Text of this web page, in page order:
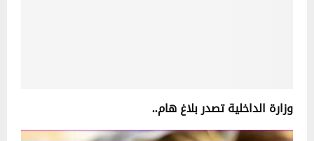
وزارة الداخلية تصدر بلاغ هام..